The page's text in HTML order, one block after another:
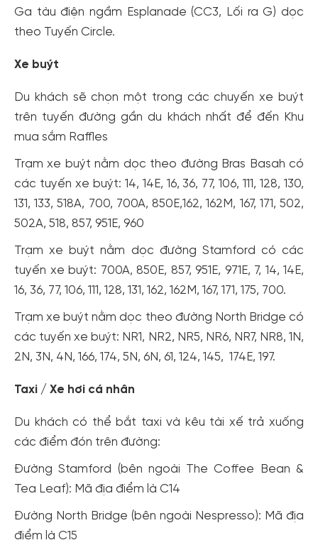
Ga tàu điện ngầm Esplanade (CC3, Lối ra G) dọc
theo Tuyến Circle.
Xe buýt
Du khách sẽ chọn một trong các chuyến xe buýt
trên tuyến đường gần du khách nhất để đến Khu
mua sắm Raffles
Trạm xe buýt nằm dọc theo đường Bras Basah có
các tuyến xe buýt: 14, 14E, 16, 36, 77, 106, 111, 128, 130,
131, 133, 518A, 700, 700A, 850E,162, 162M, 167, 171, 502,
502A, 518, 857, 951E, 960
Trạm xe buýt nằm dọc đường Stamford có các
tuyến xe buýt: 700A, 850E, 857, 951E, 971E, 7, 14, 14E,
16, 36, 77, 106, 111, 128, 131, 162, 162M, 167, 171, 175, 700.
Trạm xe buýt nằm dọc theo đường North Bridge có
các tuyến xe buýt: NR1, NR2, NR5, NR6, NR7, NR8, 1N,
2N, 3N, 4N, 166, 174, 5N, 6N, 61, 124, 145, 174E, 197.
Taxi / Xe hơi cá nhân
Du khách có thể bắt taxi và kêu tài xế trả xuống
các điểm đón trên đường:
Đường Stamford (bên ngoài The Coffee Bean &
Tea Leaf): Mã địa điểm là C14
Đường North Bridge (bên ngoài Nespresso): Mã địa
điểm là C15